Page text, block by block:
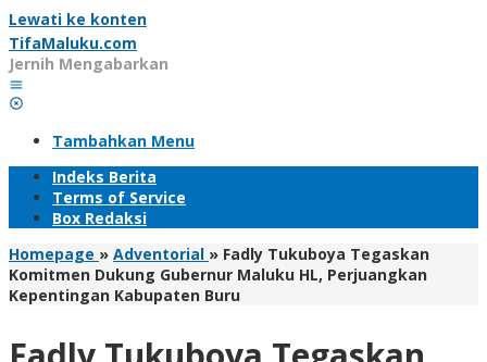
Lewati ke konten
TifaMaluku.com
Jernih Mengabarkan
Tambahkan Menu
Indeks Berita
Terms of Service
Box Redaksi
Homepage » Adventorial » Fadly Tukuboya Tegaskan
Komitmen Dukung Gubernur Maluku HL, Perjuangkan
Kepentingan Kabupaten Buru